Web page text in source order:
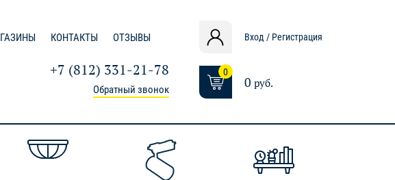
КОНТАКТЫ ОТЗЫВЫ
+7 (812) 331-21-78
Обратный звонок
Вход / Регистрация
0 руб.
0